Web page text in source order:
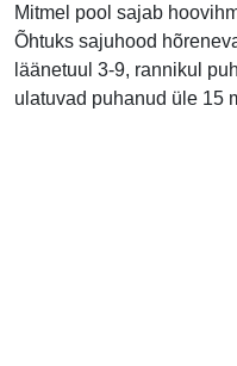
Mitmel pool sajab
Õhtuks sajuhood
läänetuul 3-9, rannikul
ulatuvad puhanud üle 15